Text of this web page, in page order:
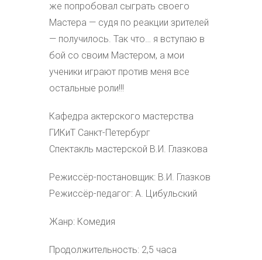
же попробовал сыграть своего
Мастера — судя по реакции зрителей
— получилось. Так что… я вступаю в
бой со своим Мастером, а мои
ученики играют против меня все
остальные роли!!!
Кафедра актерского мастерства
ГИКиТ Санкт-Петербург
Спектакль мастерской В.И. Глазкова
Режиссёр-постановщик: В.И. Глазков
Режиссёр-педагог: А. Цибульский
Жанр: Комедия
Продолжительность: 2,5 часа